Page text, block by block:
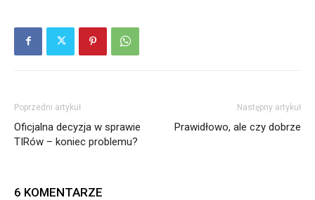
Poprzedni artykuł
Oficjalna decyzja w sprawie
TIRów – koniec problemu?
Następny artykuł
Prawidłowo, ale czy dobrze
6 KOMENTARZE